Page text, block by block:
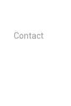
Contact